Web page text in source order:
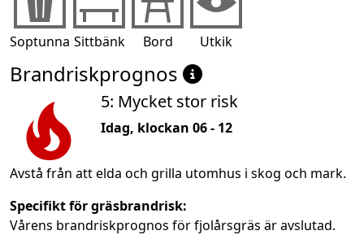
Soptunna Sittbänk Bord Utkik
Brandriskprognos
5: Mycket stor risk
Idag, klockan 06 - 12
Avstå från att elda och grilla utomhus i skog och mark.
Specifikt för gräsbrandrisk:
Vårens brandriskprognos för fjolårsgräs är avslutad.